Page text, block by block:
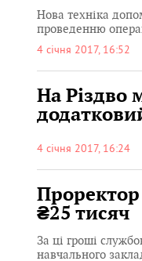
4 січня 2017, 16:52
Нова техніка
проведенню
На Різдво
4 січня 2017, 16:24
Проректор
₴25 тисяч
За ці гроші
навчального